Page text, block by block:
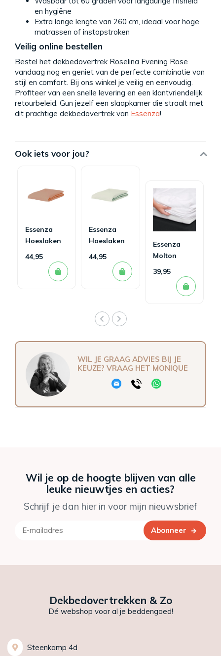
en hygiëne
Extra lange lengte van 260 cm, ideaal voor hoge
matrassen of instopstroken
Veilig online bestellen
Bestel het dekbedovertrek Roselina Evening Rose
vandaag nog en geniet van de perfecte combinatie van
stijl en comfort. Bij ons winkel je veilig en eenvoudig.
Profiteer van een snelle levering en een klantvriendelijk
retourbeleid. Gun jezelf een slaapkamer die straalt met
dit prachtige dekbedovertrek van Essenza!
Ook iets voor jou?
Essenza
Hoeslaken
Minte Bright
44,95
Essenza
Hoeslaken
Minte
44,95
Essenza
Molton
Hoeslaken
39,95
WIL JE GRAAG ADVIES BIJ JE
KEUZE? VRAAG HET MONIQUE
Wil je op de hoogte blijven van alle
leuke nieuwtjes en acties?
Schrijf je dan hier in voor mijn nieuwsbrief
Abonneer
Dekbedovertrekken & Zo
Dé webshop voor al je beddengoed!
Steenkamp 4d